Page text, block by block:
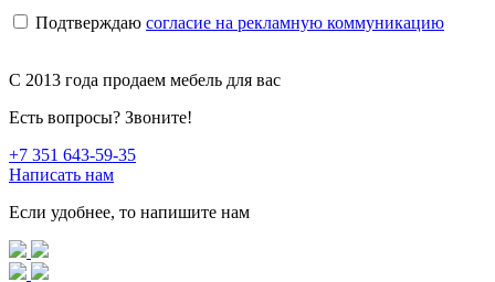
Подтверждаю согласие на рекламную коммуникацию
C 2013 года продаем мебель для вас
Есть вопросы? Звоните!
+7 351 643-59-35
Написать нам
Если удобнее, то напишите нам